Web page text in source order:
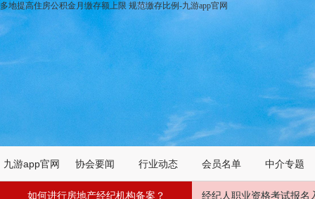
多地提高住房公积金月缴存额上限 规范缴存比例-九游app官网
九游app官网 协会要闻 行业动态 会员名单 中介专题
如何进行房地产经纪机构备案？ 经纪人职业资格考试报名